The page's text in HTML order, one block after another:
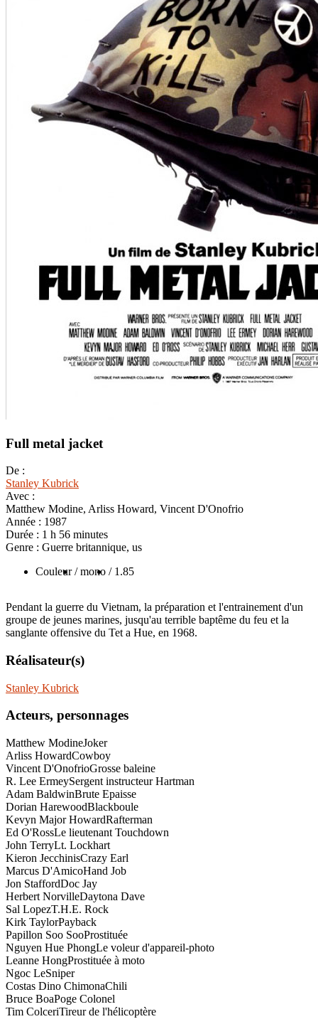
Full metal jacket
De :
Stanley Kubrick
Avec :
Matthew Modine, Arliss Howard, Vincent D'Onofrio
Année : 1987
Durée : 1 h 56 minutes
Genre : Guerre britannique, us
Couleur / mono / 1.85
Pendant la guerre du Vietnam, la préparation et l'entrainement d'un
groupe de jeunes marines, jusqu'au terrible baptême du feu et la
sanglante offensive du Tet a Hue, en 1968.
Réalisateur(s)
Stanley Kubrick
Acteurs, personnages
Matthew ModineJoker
Arliss HowardCowboy
Vincent D'OnofrioGrosse baleine
R. Lee ErmeySergent instructeur Hartman
Adam BaldwinBrute Epaisse
Dorian HarewoodBlackboule
Kevyn Major HowardRafterman
Ed O'RossLe lieutenant Touchdown
John TerryLt. Lockhart
Kieron JecchinisCrazy Earl
Marcus D'AmicoHand Job
Jon StaffordDoc Jay
Herbert NorvilleDaytona Dave
Sal LopezT.H.E. Rock
Kirk TaylorPayback
Papillon Soo SooProstituée
Nguyen Hue PhongLe voleur d'appareil-photo
Leanne HongProstituée à moto
Ngoc LeSniper
Costas Dino ChimonaChili
Bruce BoaPoge Colonel
Tim ColceriTireur de l'hélicoptère